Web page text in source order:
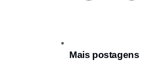
Mais postagens